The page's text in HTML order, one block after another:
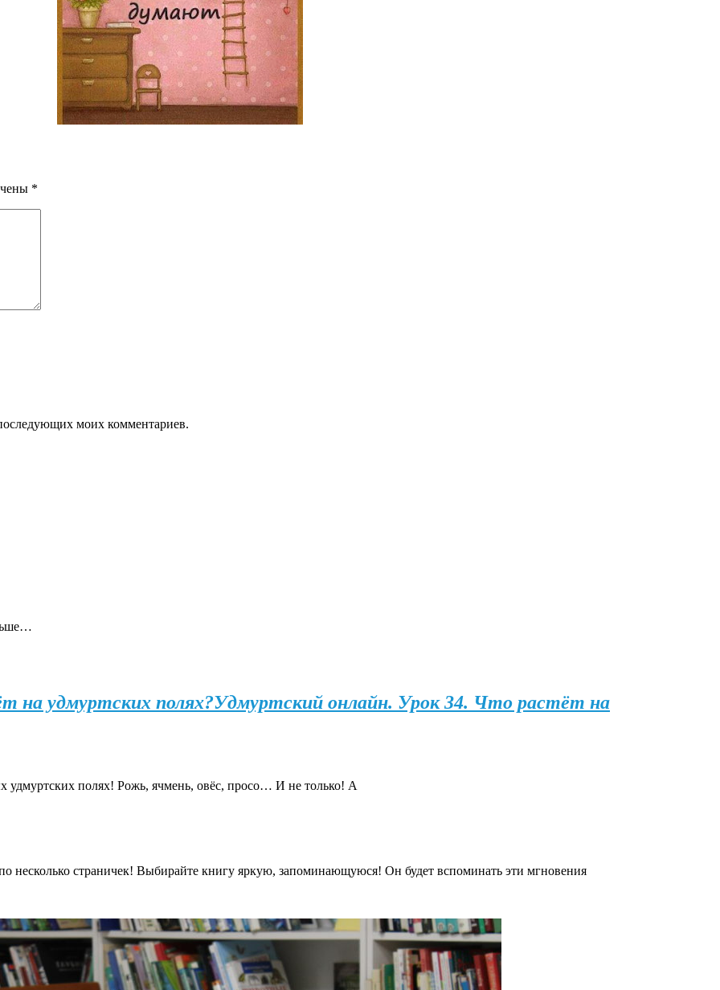
*
моих комментариев.
на удмуртских полях?Удмуртский онлайн. Урок 34. Что растёт на
удмуртских полях! Рожь, ячмень, овёс, просо… И не только! А
несколько страничек! Выбирайте книгу яркую, запоминающуюся! Он будет вспоминать эти мгновения